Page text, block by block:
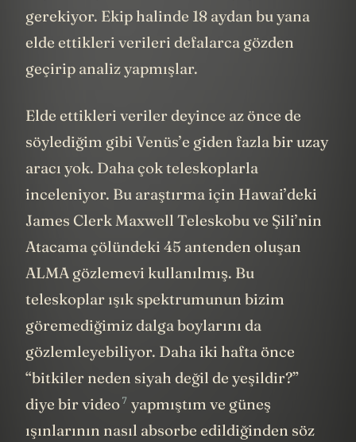
gerekiyor. Ekip halinde 18 aydan bu yana
elde ettikleri verileri defalarca gözden
geçirip analiz yapmışlar.
Elde ettikleri veriler deyince az önce de
söylediğim gibi Venüs’e giden fazla bir uzay
aracı yok. Daha çok teleskoplarla
inceleniyor. Bu araştırma için Hawai’deki
James Clerk Maxwell Teleskobu ve Şili’nin
Atacama çölündeki 45 antenden oluşan
ALMA gözlemevi kullanılmış. Bu
teleskoplar ışık spektrumunun bizim
göremediğimiz dalga boylarını da
gözlemleyebiliyor. Daha iki hafta önce
“bitkiler neden siyah değil de yeşildir?”
diye birvideo7 yapmıştım ve güneş
ışınlarının nasıl absorbe edildiğinden söz